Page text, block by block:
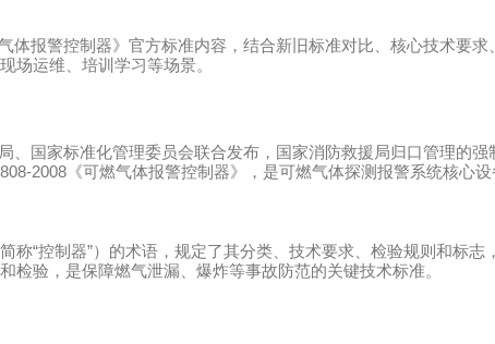
气体报警控制器》官方标准内容，结合新旧标准对比、核心技术要
场运维、培训学习等场景。
、国家标准化管理委员会联合发布，国家消防救援局归口管理的强
2008 《可燃气体报警控制器》，是可燃气体探测报警系统核心设
称“控制器”）的术语，规定了其分类、技术要求、检验规则和标
检验，是保障燃气泄漏、爆炸等事故防范的关键技术标准。